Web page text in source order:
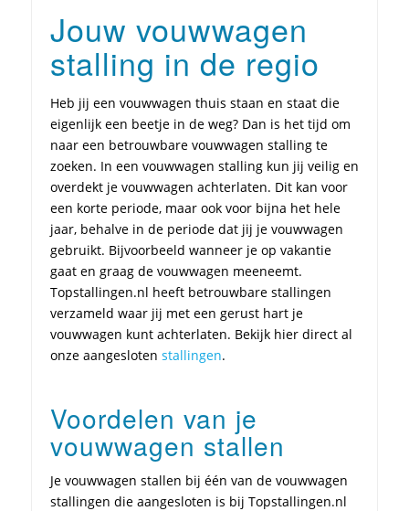
Jouw vouwwagen
stalling in de regio
Heb jij een vouwwagen thuis staan en staat die
eigenlijk een beetje in de weg? Dan is het tijd om
naar een betrouwbare vouwwagen stalling te
zoeken. In een vouwwagen stalling kun jij veilig en
overdekt je vouwwagen achterlaten. Dit kan voor
een korte periode, maar ook voor bijna het hele
jaar, behalve in de periode dat jij je vouwwagen
gebruikt. Bijvoorbeeld wanneer je op vakantie
gaat en graag de vouwwagen meeneemt.
Topstallingen.nl heeft betrouwbare stallingen
verzameld waar jij met een gerust hart je
vouwwagen kunt achterlaten. Bekijk hier direct al
onze aangesloten stallingen.
Voordelen van je
vouwwagen stallen
Je vouwwagen stallen bij één van de vouwwagen
stallingen die aangesloten is bij Topstallingen.nl